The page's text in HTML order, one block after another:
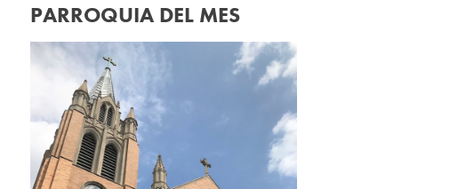
PARROQUIA DEL MES